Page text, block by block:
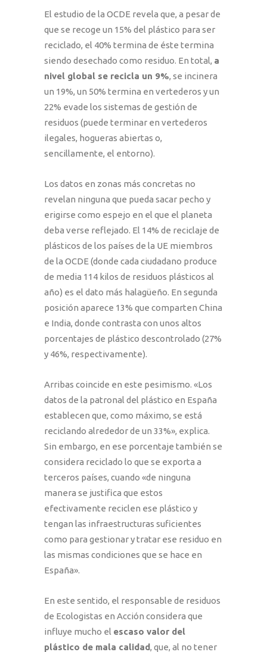
El estudio de la OCDE revela que, a pesar de
que se recoge un 15% del plástico para ser
reciclado, el 40% termina de éste termina
siendo desechado como residuo. En total, a
nivel global se recicla un 9%, se incinera
un 19%, un 50% termina en vertederos y un
22% evade los sistemas de gestión de
residuos (puede terminar en vertederos
ilegales, hogueras abiertas o,
sencillamente, el entorno).
Los datos en zonas más concretas no
revelan ninguna que pueda sacar pecho y
erigirse como espejo en el que el planeta
deba verse reflejado. El 14% de reciclaje de
plásticos de los países de la UE miembros
de la OCDE (donde cada ciudadano produce
de media 114 kilos de residuos plásticos al
año) es el dato más halagüeño. En segunda
posición aparece 13% que comparten China
e India, donde contrasta con unos altos
porcentajes de plástico descontrolado (27%
y 46%, respectivamente).
Arribas coincide en este pesimismo. «Los
datos de la patronal del plástico en España
establecen que, como máximo, se está
reciclando alrededor de un 33%», explica.
Sin embargo, en ese porcentaje también se
considera reciclado lo que se exporta a
terceros países, cuando «de ninguna
manera se justifica que estos
efectivamente reciclen ese plástico y
tengan las infraestructuras suficientes
como para gestionar y tratar ese residuo en
las mismas condiciones que se hace en
España».
En este sentido, el responsable de residuos
de Ecologistas en Acción considera que
influye mucho el escaso valor del
plástico de mala calidad, que, al no tener